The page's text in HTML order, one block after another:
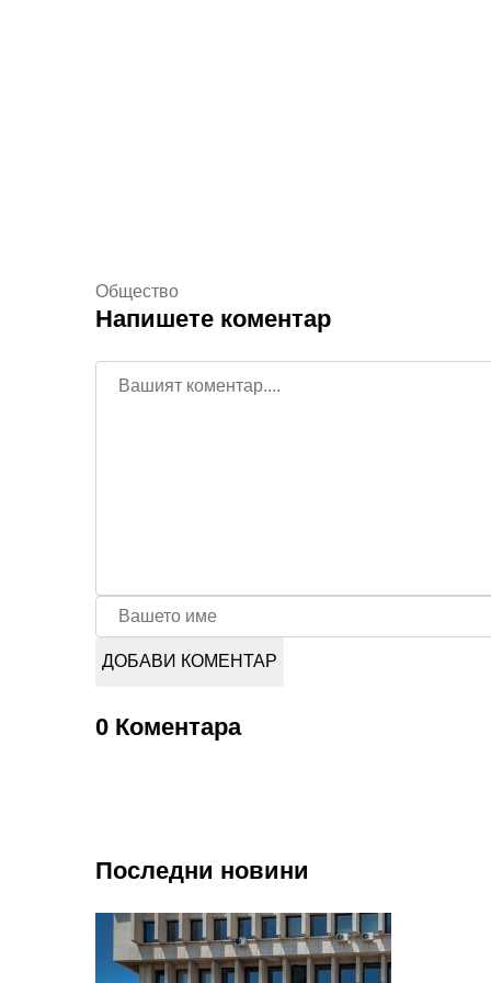
Общество
Напишете коментар
0 Коментара
Последни новини